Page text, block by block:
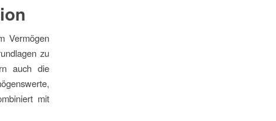
Vermögen
zu
auch die
mit